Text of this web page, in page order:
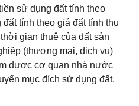
sử dụng đất tính theo
tính theo giá đất tính thu
gian thuê của đất sản
(thương mại, dịch vụ)
được cơ quan nhà nước
mục đích sử dụng đất.